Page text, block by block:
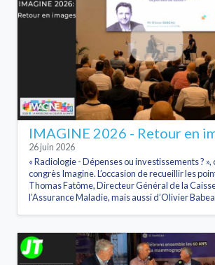
IMAGINE 2026 - Retour en
26 juin 2026
« Radiologie - Dépenses ou investissements ? »,
congrès Imagine. L’occasion de recueillir les
Thomas Fatôme, Directeur Général de la
l’Assurance Maladie, mais aussi d’Olivier